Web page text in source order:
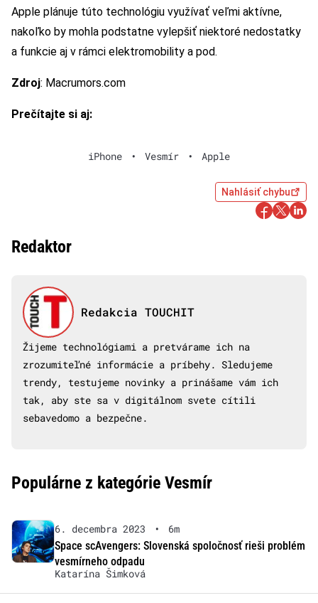
Apple plánuje túto technológiu využívať veľmi aktívne,
nakoľko by mohla podstatne vylepšiť niektoré nedostatky
a funkcie aj v rámci elektromobility a pod.
Zdroj: Macrumors.com
Prečítajte si aj:
iPhone • Vesmír • Apple
Nahlásiť chybu
Redaktor
Redakcia TOUCHIT
Žijeme technológiami a pretvárame ich na
zrozumiteľné informácie a príbehy. Sledujeme
trendy, testujeme novinky a prinášame vám ich
tak, aby ste sa v digitálnom svete cítili
sebavedomo a bezpečne.
Populárne z kategórie Vesmír
6. decembra 2023 •
6m
Space scAvengers: Slovenská spoločnosť rieši problém
vesmírneho odpadu
Katarína Šimková